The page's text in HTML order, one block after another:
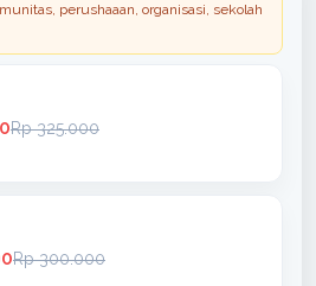
perushaaan, organisasi, sekolah
Rp 325.000
Rp 300.000